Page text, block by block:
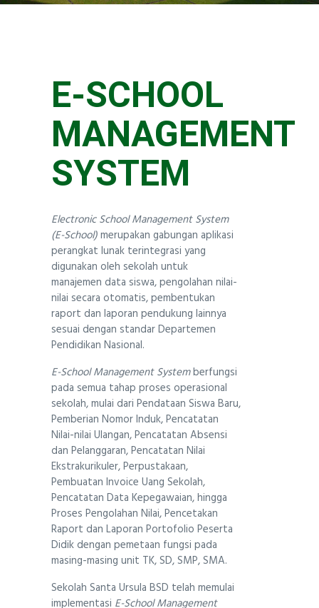
E-SCHOOL
MANAGEMENT
SYSTEM
Electronic School Management System
(E-School)merupakan gabungan aplikasi
perangkat lunak terintegrasi yang
digunakan oleh sekolah untuk
manajemen data siswa, pengolahan nilai-
nilai secara otomatis, pembentukan
raport dan laporan pendukung lainnya
sesuai dengan standar Departemen
Pendidikan Nasional.
E-School Management Systemberfungsi
pada semua tahap proses operasional
sekolah, mulai dari Pendataan Siswa Baru,
Pemberian Nomor Induk, Pencatatan
Nilai-nilai Ulangan, Pencatatan Absensi
dan Pelanggaran, Pencatatan Nilai
Ekstrakurikuler, Perpustakaan,
Pembuatan Invoice Uang Sekolah,
Pencatatan Data Kepegawaian, hingga
Proses Pengolahan Nilai, Pencetakan
Raport dan Laporan Portofolio Peserta
Didik dengan pemetaan fungsi pada
masing-masing unit TK, SD, SMP, SMA.
Sekolah Santa Ursula BSD telah memulai
implementasi E-School Management